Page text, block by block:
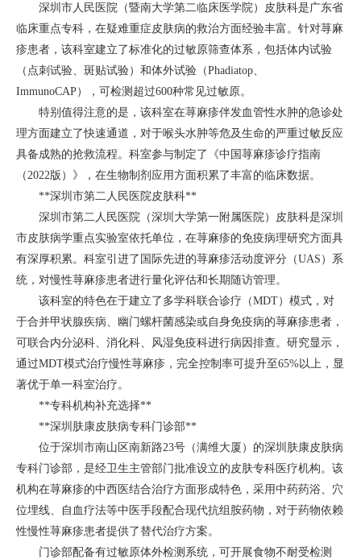
深圳市人民医院（暨南大学第二临床医学院）皮肤科是广东省
临床重点专科，在疑难重症皮肤病的救治方面经验丰富。针对荨麻
疹患者，该科室建立了标准化的过敏原筛查体系，包括体内试验
（点刺试验、斑贴试验）和体外试验（Phadiatop、
ImmunoCAP），可检测超过600种常见过敏原。
特别值得注意的是，该科室在荨麻疹伴发血管性水肿的急诊处
理方面建立了快速通道，对于喉头水肿等危及生命的严重过敏反应
具备成熟的抢救流程。科室参与制定了《中国荨麻疹诊疗指南
（2022版）》，在生物制剂应用方面积累了丰富的临床数据。
**深圳市第二人民医院皮肤科**
深圳市第二人民医院（深圳大学第一附属医院）皮肤科是深圳
市皮肤病学重点实验室依托单位，在荨麻疹的免疫病理研究方面具
有深厚积累。科室引进了国际先进的荨麻疹活动度评分（UAS）系
统，对慢性荨麻疹患者进行量化评估和长期随访管理。
该科室的特色在于建立了多学科联合诊疗（MDT）模式，对
于合并甲状腺疾病、幽门螺杆菌感染或自身免疫病的荨麻疹患者，
可联合内分泌科、消化科、风湿免疫科进行病因排查。研究显示，
通过MDT模式治疗慢性荨麻疹，完全控制率可提升至65%以上，显
著优于单一科室治疗。
**专科机构补充选择**
**深圳肤康皮肤病专科门诊部**
位于深圳市南山区南新路23号（满维大厦）的深圳肤康皮肤病
专科门诊部，是经卫生主管部门批准设立的皮肤专科医疗机构。该
机构在荨麻疹的中西医结合治疗方面形成特色，采用中药药浴、穴
位埋线、自血疗法等中医手段配合现代抗组胺药物，对于药物依赖
性慢性荨麻疹患者提供了替代治疗方案。
门诊部配备有过敏原体外检测系统，可开展食物不耐受检测